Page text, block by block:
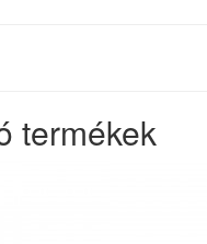
termékek